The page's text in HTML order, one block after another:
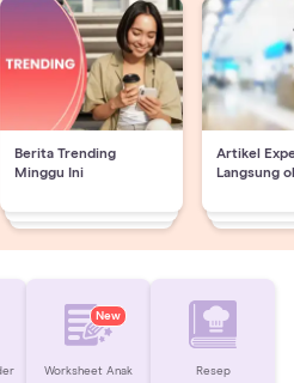
Berita Trending
Minggu Ini
Artikel
Langsung
New
Worksheet Anak Resep